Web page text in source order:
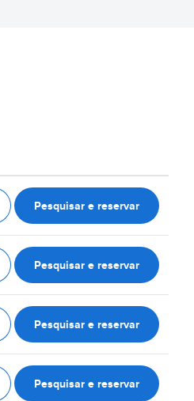
Pesquisar e reservar
Pesquisar e reservar
Pesquisar e reservar
Pesquisar e reservar